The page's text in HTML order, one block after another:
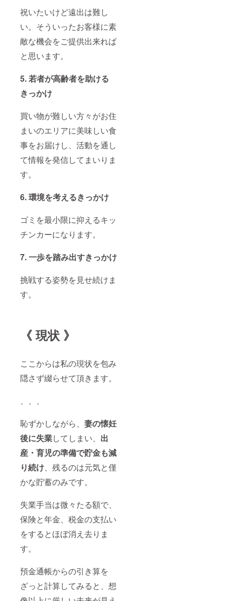
祝いたいけど遠出は難し
い。そういったお客様に素
敵な機会をご提供出来れば
と思います。
5. 若者が高齢者を助ける
きっかけ
買い物が難しい方々がお住
まいのエリアに美味しい食
事をお届けし、活動を通し
て情報を発信してまいりま
す。
6. 環境を考えるきっかけ
ゴミを最小限に抑えるキッ
チンカーになります。
7. 一歩を踏み出すきっかけ
挑戦する姿勢を見せ続けま
す。
《 現状 》
ここからは私の現状を包み
隠さず綴らせて頂きます。
、、、
恥ずかしながら、 妻の懐妊
後に失業してしまい、 出
産・育児の準備で貯金も減
り続け、残るのは元気と僅
かな貯蓄のみです。
失業手当は微々たる額で、
保険と年金、税金の支払い
をするとほぼ消え去りま
す。
預金通帳からの引き算を
ざっと計算してみると、想